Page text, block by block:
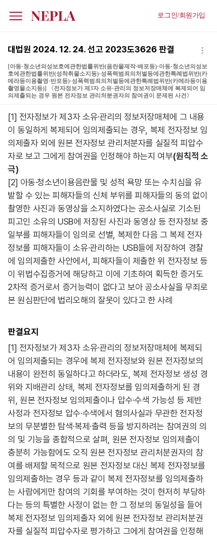
로그인/회원가입
대법원 2024. 12. 24. 선고 2023도3626 판결
[아동·청소년의성보호에관한법률위반(음란물제작·배포등)·아동·청소년의성보
호에관한법률위반(성착취물소지등)·성폭력범죄의처벌등에관한특례법위반(카
메라등이용촬영·반포등)·성폭력범죄의처벌등에관한특례법위반(카메라등이용
촬영물소지등)] 〈전자정보가 제3자 소유·관리의 정보저장매체에 복제되어 임
의제출되는 경우 원본 전자정보 관리처분권자의 참여권이 문제된 사건〉
판시사항
[1] 전자정보가 제3자 소유·관리의 정보저장매체에 그 내용
이 동일하게 복제되어 임의제출되는 경우, 복제 전자정보 임
의제출자 외에 원본 전자정보 관리처분자를 실질적 피압수
자로 보고 그에게 참여권을 인정해야 하는지 여부(원칙적 소
극)
[2] 아동·청소년이용음란물 및 성적 욕망 또는 수치심을 유
발할 수 있는 피해자들의 신체 부위를 피해자들의 동의 없이
촬영한 사진과 동영상을 소지하였다는 공소사실로 기소된
피고인 소유의 USB에 저장된 사진과 동영상 등 전자정보 중
일부를 피해자들이 임의로 선별, 복제한 다음 그 복제 전자
정보를 피해자들이 소유·관리하는 USB들에 저장하여 경찰
에 임의제출한 사안에서, 피해자들이 제출한 위 전자정보 등
이 위법수집증거에 해당하고 이에 기초하여 획득한 증거도
2차적 증거로서 증거능력이 없다고 보아 공소사실을 무죄로
본 원심판단에 법리오해의 잘못이 있다고 한 사례
판결요지
[1] 전자정보가 제3자 소유·관리의 정보저장매체에 복제되
어 임의제출되는 경우에 복제 전자정보와 원본 전자정보의
내용이 완전히 동일하다고 하더라도, 복제 전자정보 생성 경
위와 지배관리 상태, 복제 전자정보를 임의제출하게 된 경
위, 원본 전자정보 임의제출이나 압수·수색 가능성 등 제반
사정과 전자정보 압수·수색에서 혐의사실과 무관한 전자정
보의 무분별한 탐색·복제·출력 등을 방지하려는 참여권의 의
의 및 기능을 종합적으로 살펴, 원본 전자정보 임의제출이
충분히 가능함에도 오직 원본 전자정보 관리처분권자의 참
여를 배제할 목적으로 원본 전자정보 대신 복제 전자정보를
임의제출하는 경우 등과 같이 복제 전자정보를 임의제출하
는 사람에게만 참여의 기회를 부여하는 것이 현저히 부당하
다는 등의 특별한 사정이 없는 한 그 정보의 동일성을 들어
복제 전자정보 임의제출자 외에 원본 전자정보 관리처분권
자를 실질적 피압수자로 평가하고 그에게 참여권을 인정해